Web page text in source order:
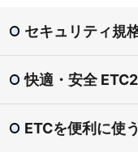
セキュリティ規
快適・安全
快適・安全 ETC2.0
ETCを便利に使う